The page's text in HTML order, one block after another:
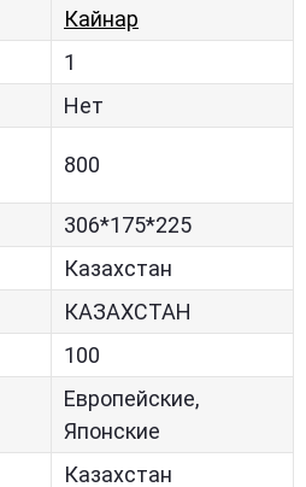
Кайнар
1
Нет
800
306*175*225
Казахстан
КАЗАХСТАН
100
Европейские,
Японские
Казахстан